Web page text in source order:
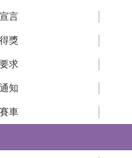
宣言
得獎
要求
通知
賽車